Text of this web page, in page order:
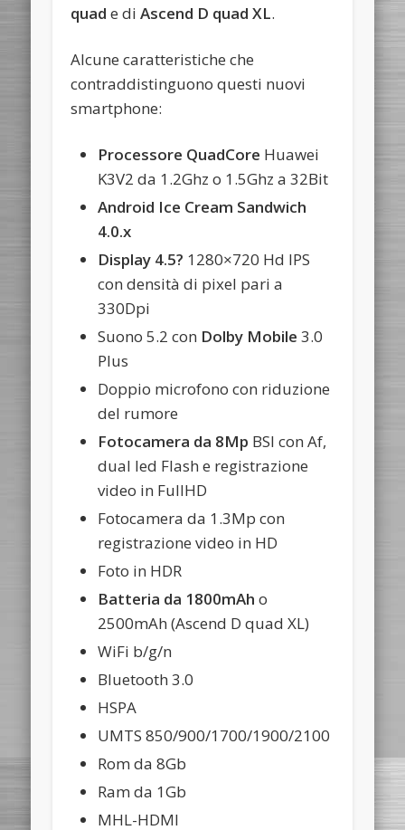
quad e diAscend D quad XL.
Alcune caratteristiche che
contraddistinguono questi nuovi
smartphone:
Processore QuadCore Huawei
K3V2 da 1.2Ghz o 1.5Ghz a 32Bit
Android Ice Cream Sandwich
4.0.x
Display 4.5? 1280×720 Hd IPS
con densità di pixel pari a
330Dpi
Suono 5.2 con Dolby Mobile 3.0
Plus
Doppio microfono con riduzione
del rumore
Fotocamera da 8Mp BSI con Af,
dual led Flash e registrazione
video in FullHD
Fotocamera da 1.3Mp con
registrazione video in HD
Foto in HDR
Batteria da 1800mAh o
2500mAh (Ascend D quad XL)
WiFi b/g/n
Bluetooth 3.0
HSPA
UMTS 850/900/1700/1900/2100
Rom da 8Gb
Ram da 1Gb
MHL-HDMI